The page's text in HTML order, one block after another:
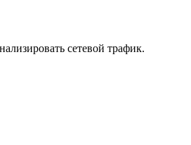
сетевой трафик.